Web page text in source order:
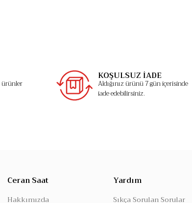
ürünler
KOŞULSUZ İADE
Aldığınız ürünü 7 gün içerisinde
iade edebilirsiniz.
Ceran Saat
Hakkımızda
Yardım
Sıkça Sorulan Sorular